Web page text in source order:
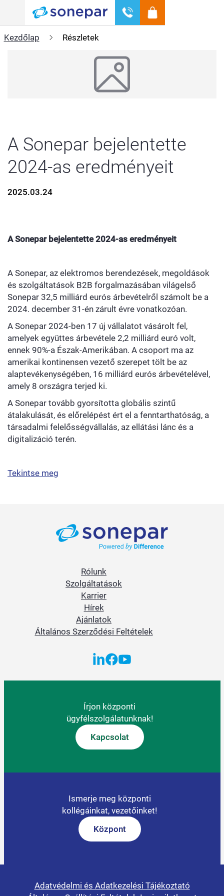
Kezdőlap
Részletek
A Sonepar bejelentette
2024-as eredményeit
2025.03.24
A Sonepar bejelentette 2024-as eredményeit
A Sonepar, az elektromos berendezések, megoldások
és szolgáltatások B2B forgalmazásában világelső
Sonepar 32,5 milliárd eurós árbevételről számolt be a
2024. december 31-én zárult évre vonatkozóan.
A Sonepar 2024-ben 17 új vállalatot vásárolt fel,
amelyek együttes árbevétele 2,2 milliárd euró volt,
ennek 90%-a Észak-Amerikában. A csoport ma az
amerikai kontinensen vezető szerepet tölt be az
alaptevékenységében, 16 milliárd eurós árbevételével,
amely 8 országra terjed ki.
A Sonepar tovább gyorsította globális szintű
átalakulását, és előrelépést ért el a fenntarthatóság, a
társadalmi felelősségvállalás, az ellátási lánc és a
digitalizáció terén.
Tekintse meg
Rólunk
Szolgáltatások
Karrier
Hírek
Ajánlatok
Általános Szerződési Feltételek
Írjon központi
ügyfélszolgálatunknak!
Kapcsolat
Ismerje meg központi
kollégáinkat, vezetőinket!
Központ
Adatvédelmi és Adatkezelési Tájékoztató